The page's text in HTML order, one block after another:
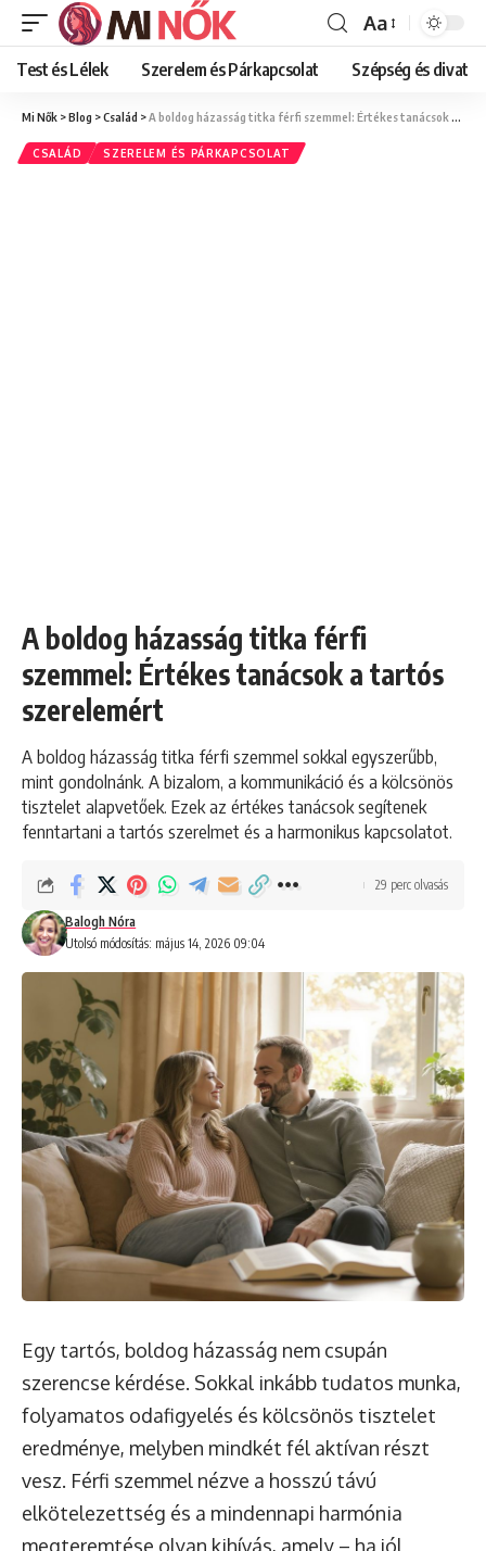
Font
Resizer
Aa
Test és Lélek Szerelem és Párkapcsolat Szépség és divat
Mi Nők >Blog >Család >A boldog házasság titka férfi szemmel: Értékes tanácsok a tartós szerelemért
CSALÁD SZERELEM ÉS PÁRKAPCSOLAT
A boldog házasság titka férfi
szemmel: Értékes tanácsok a tartós
szerelemért
A boldog házasság titka férfi szemmel sokkal egyszerűbb,
mint gondolnánk. A bizalom, a kommunikáció és a kölcsönös
tisztelet alapvetőek. Ezek az értékes tanácsok segítenek
fenntartani a tartós szerelmet és a harmonikus kapcsolatot.
Utolsó módosítás: május 14, 2026 09:04
Balogh Nóra
29 perc olvasás
Egy tartós, boldog házasság nem csupán
szerencse kérdése. Sokkal inkább tudatos munka,
folyamatos odafigyelés és kölcsönös tisztelet
eredménye, melyben mindkét fél aktívan részt
vesz. Férfi szemmel nézve a hosszú távú
elkötelezettség és a mindennapi harmónia
megteremtése olyan kihívás, amely – ha jól